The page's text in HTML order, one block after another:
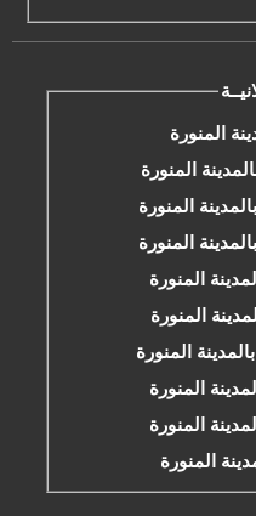
المنورة
المنورة
المنورة
المنورة
المنورة
المنورة
المنورة
المنورة
المنورة
المنورة